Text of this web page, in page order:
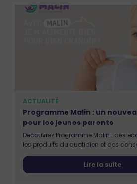
ACTUALITÉ
Programme Malin : un
pour les jeunes parents
Découvrez Programme Malin : des
les produits du quotidien et des
accompagner les parents de jeunes
Lire la suite